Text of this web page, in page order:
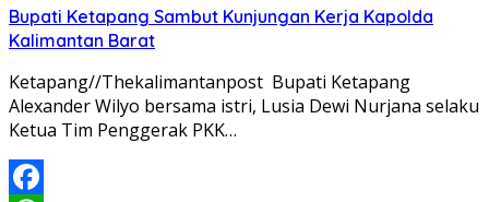
Bupati Ketapang Sambut Kunjungan Kerja Kapolda
Kalimantan Barat
Ketapang//Thekalimantanpost Bupati Ketapang
Alexander Wilyo bersama istri, Lusia Dewi Nurjana selaku
Ketua Tim Penggerak PKK…